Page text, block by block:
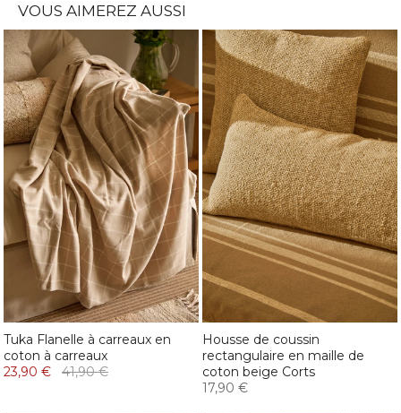
VOUS AIMEREZ AUSSI
Tuka Flanelle à carreaux en
coton à carreaux
23,90 €
41,90 €
Housse de coussin
rectangulaire en maille de
coton beige Corts
17,90 €